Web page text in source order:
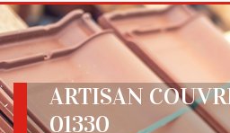
ARTISAN
01330